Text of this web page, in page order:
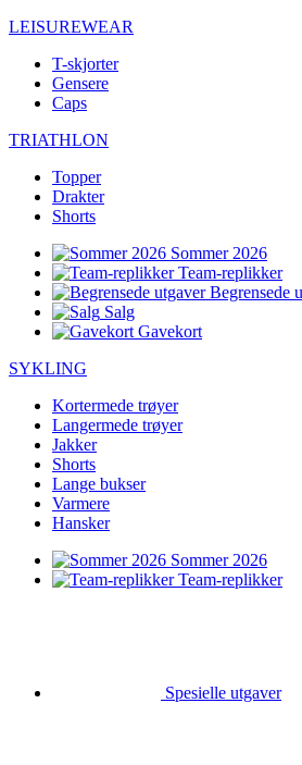
LEISUREWEAR
T-skjorter
Gensere
Caps
TRIATHLON
Topper
Drakter
Shorts
Sommer 2026
Team-replikker
Begrensede
Salg
Gavekort
SYKLING
Kortermede trøyer
Langermede trøyer
Jakker
Shorts
Lange bukser
Varmere
Hansker
Sommer 2026
Team-replikker